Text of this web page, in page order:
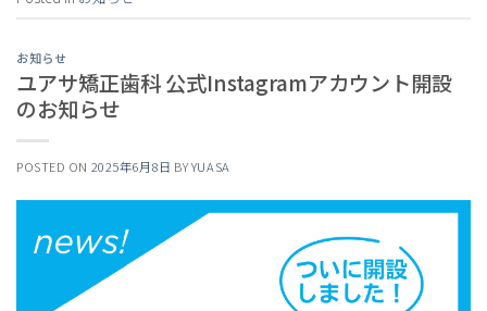
お知らせ
ユアサ矯正歯科 公式Instagramアカウント開設
のお知らせ
POSTED ON 2025年6月8日 BYYUASA